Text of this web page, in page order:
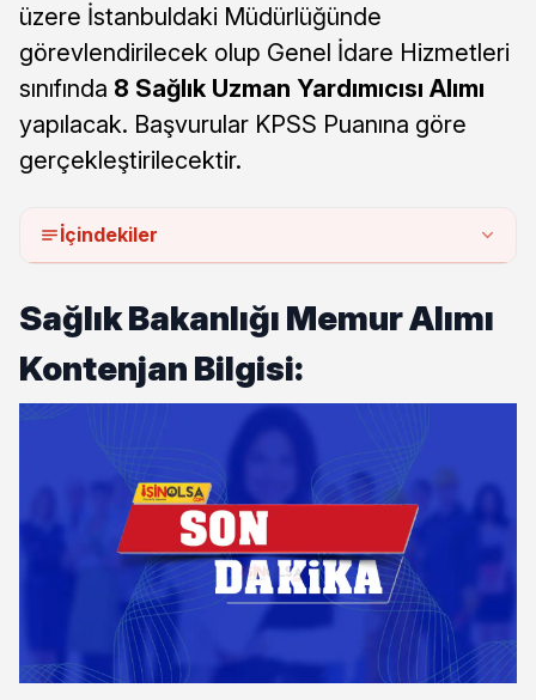
üzere İstanbuldaki Müdürlüğünde
görevlendirilecek olup Genel İdare Hizmetleri
sınıfında 8 Sağlık Uzman Yardımıcısı Alımı
yapılacak. Başvurular KPSS Puanına göre
gerçekleştirilecektir.
İçindekiler
Sağlık Bakanlığı Memur Alımı
Kontenjan Bilgisi: